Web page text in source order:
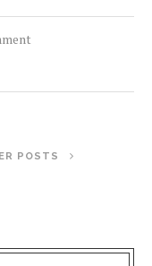
2017的手帳了。